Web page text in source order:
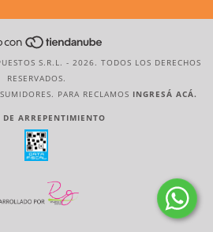
S.R.L. - 2026. TODOS LOS DERECHOS
RESERVADOS.
PARA RECLAMOS INGRESÁ ACÁ.
DE ARREPENTIMIENTO